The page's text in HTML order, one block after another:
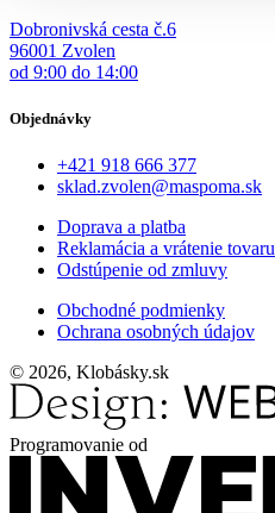
Dobronivská cesta č.6
96001 Zvolen
od 9:00 do 14:00
Objednávky
+421 918 666 377
sklad.zvolen@maspoma.sk
Doprava a platba
Reklamácia a vrátenie tovaru
Odstúpenie od zmluvy
Obchodné podmienky
Ochrana osobných údajov
© 2026, Klobásky.sk
Programovanie od